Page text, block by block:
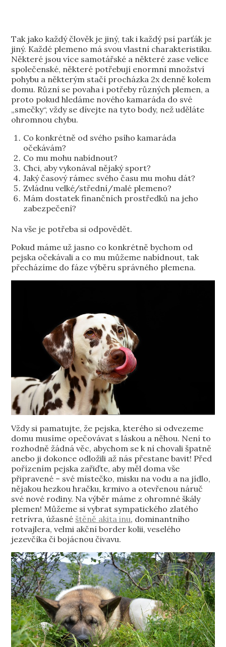
Tak jako každý člověk je jiný, tak i každý psí parťák je
jiný. Každé plemeno má svou vlastní charakteristiku.
Některé jsou více samotářské a některé zase velice
společenské, některé potřebují enormní množství
pohybu a některým stačí procházka 2x denně kolem
domu. Různí se povaha i potřeby různých plemen, a
proto pokud hledáme nového kamaráda do své
„smečky“, vždy se dívejte na tyto body, než uděláte
ohromnou chybu.
Co konkrétně od svého psího kamaráda
očekávám?
Co mu mohu nabídnout?
Chci, aby vykonával nějaký sport?
Jaký časový rámec svého času mu mohu dát?
Zvládnu velké/střední/malé plemeno?
Mám dostatek finančních prostředků na jeho
zabezpečení?
Na vše je potřeba si odpovědět.
Pokud máme už jasno co konkrétně bychom od
pejska očekávali a co mu můžeme nabídnout, tak
přecházíme do fáze výběru správného plemena.
Vždy si pamatujte, že pejska, kterého si odvezeme
domu musíme opečovávat s láskou a něhou. Není to
rozhodně žádná věc, abychom se k ní chovali špatně
anebo ji dokonce odložili až nás přestane bavit! Před
pořízením pejska zařiďte, aby měl doma vše
připravené – své místečko, misku na vodu a na jídlo,
nějakou hezkou hračku, krmivo a otevřenou náruč
své nové rodiny. Na výběr máme z ohromné škály
plemen! Můžeme si vybrat sympatického zlatého
retrívra, úžasné štěně akita inu, dominantního
rotvajlera, velmi akční border kolii, veselého
jezevčíka či bojácnou čivavu.